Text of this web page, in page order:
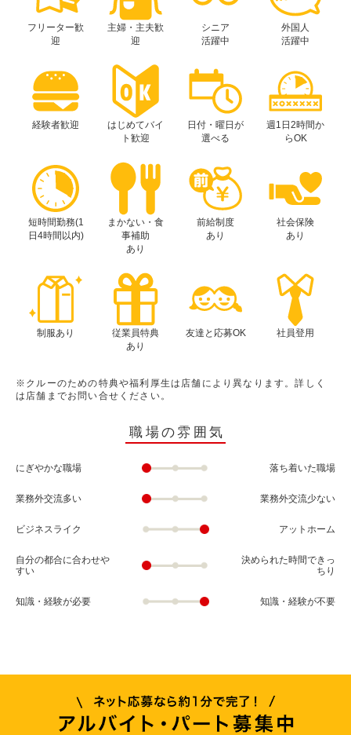
フリーター歓
迎
主婦・主夫歓
迎
シニア
活躍中
外国人
活躍中
経験者歓迎
はじめてバイ
ト歓迎
日付・曜日が
選べる
週1日2時間か
らOK
短時間勤務(1
日4時間以内)
まかない・食
事補助
あり
前給制度
あり
社会保険
あり
制服あり
従業員特典
あり
友達と応募OK 社員登用
※クルーのための特典や福利厚生は店舗により異なります。詳しく
は店舗までお問い合せください。
職場の雰囲気
にぎやかな職場 落ち着いた職場
業務外交流多い 業務外交流少ない
ビジネスライク アットホーム
自分の都合に合わせや
すい
決められた時間できっ
ちり
知識・経験が必要 知識・経験が不要